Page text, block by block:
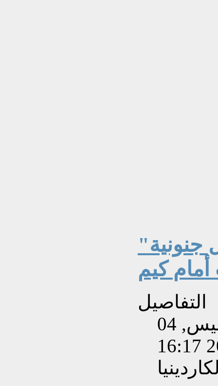
"بكاء وصراخ".. ردة فعل جنونية
أمام كيم
التفاصيل
تم إنشاءه بتاريخ الخميس, 04